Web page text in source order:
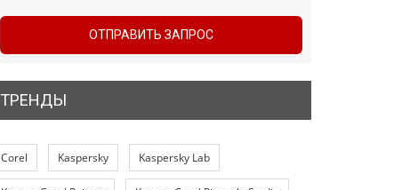
ОТПРАВИТЬ ЗАПРОС
ТРЕНДЫ
Corel Kaspersky Kaspersky Lab